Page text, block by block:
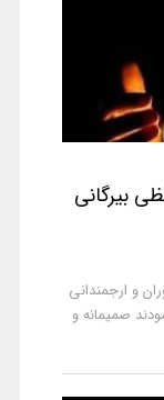
بیرگانی
و ارجمندانی
صمیمانه و